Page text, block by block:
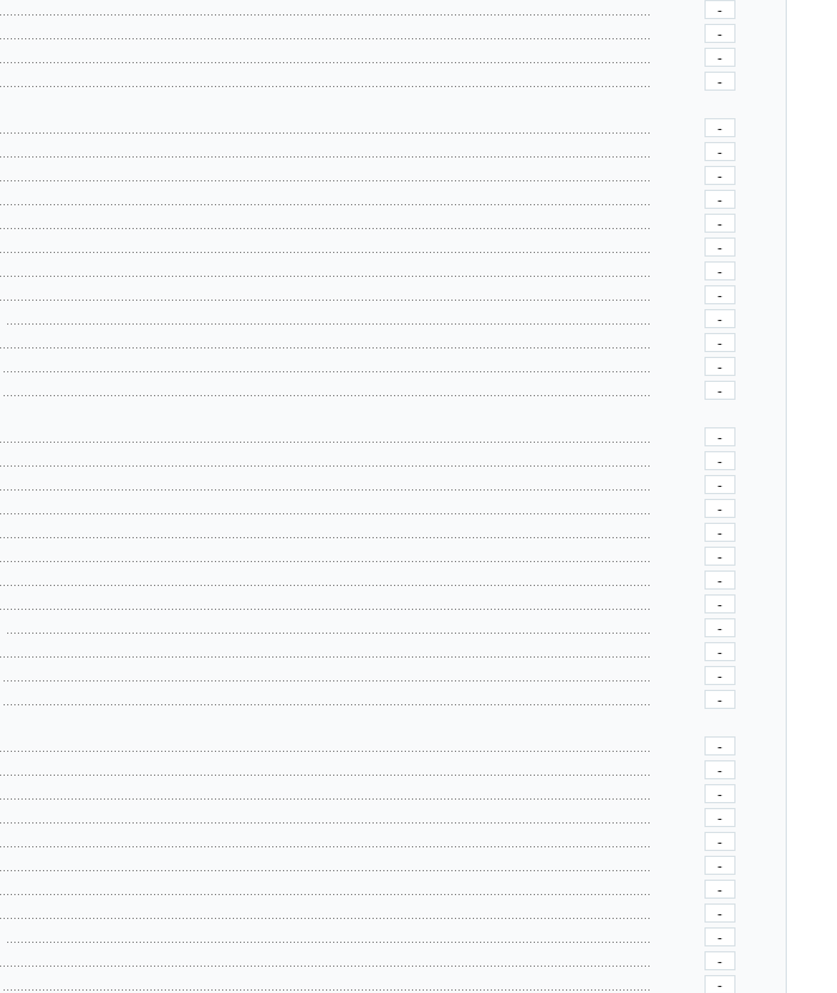
-
-
-
-
-
-
-
-
-
-
-
-
-
-
-
-
-
-
-
-
-
-
-
-
-
-
-
-
-
-
-
-
-
-
-
-
-
-
-